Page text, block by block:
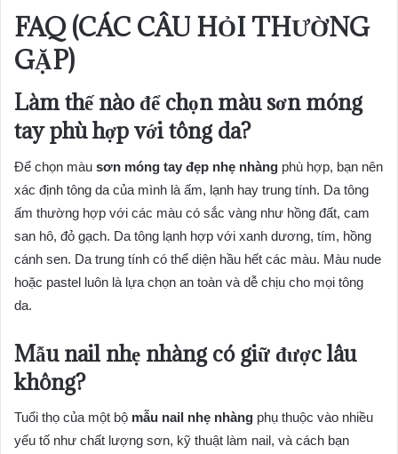
FAQ (CÁC CÂU HỎI THƯỜNG
GẶP)
Làm thế nào để chọn màu sơn móng
tay phù hợp với tông da?
Để chọn màu sơn móng tay đẹp nhẹ nhàng phù hợp, bạn nên
xác định tông da của mình là ấm, lạnh hay trung tính. Da tông
ấm thường hợp với các màu có sắc vàng như hồng đất, cam
san hô, đỏ gạch. Da tông lạnh hợp với xanh dương, tím, hồng
cánh sen. Da trung tính có thể diện hầu hết các màu. Màu nude
hoặc pastel luôn là lựa chọn an toàn và dễ chịu cho mọi tông
da.
Mẫu nail nhẹ nhàng có giữ được lâu
không?
Tuổi thọ của một bộ mẫu nail nhẹ nhàng phụ thuộc vào nhiều
yếu tố như chất lượng sơn, kỹ thuật làm nail, và cách bạn